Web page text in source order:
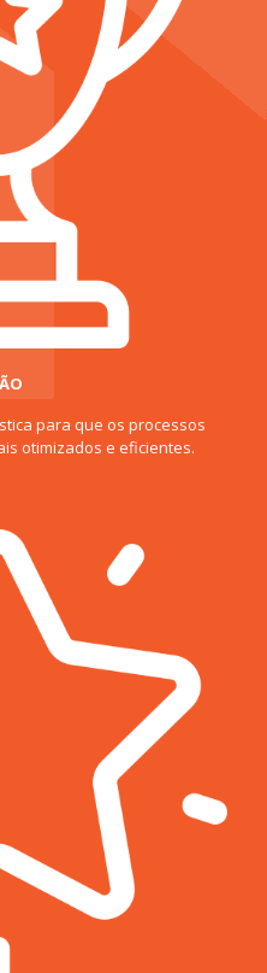
para que os processos
otimizados e eficientes.